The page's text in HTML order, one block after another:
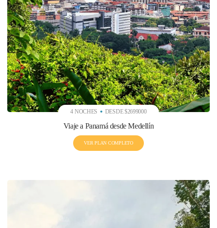
4 NOCHES DESDE $2699000
Viaje a Panamá desde Medellín
VER PLAN COMPLETO